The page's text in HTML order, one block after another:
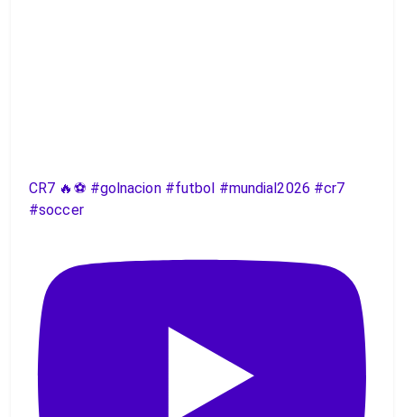
CR7 🔥⚽️ #golnacion #futbol #mundial2026 #cr7
#soccer